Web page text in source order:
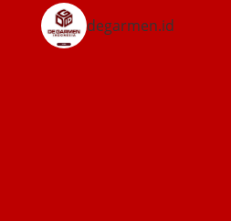
degarmen.id